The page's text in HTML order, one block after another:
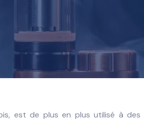
est de plus en plus utilisé à